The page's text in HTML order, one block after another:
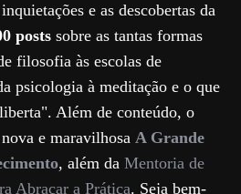
e as descobertas da
postssobre as tantas formas
filosofia às escolas de
psicologia à meditação e o que
Além de conteúdo, o
e maravilhosa A Grande
, além da Mentoria de
Abraçar a Prática. Seja bem-